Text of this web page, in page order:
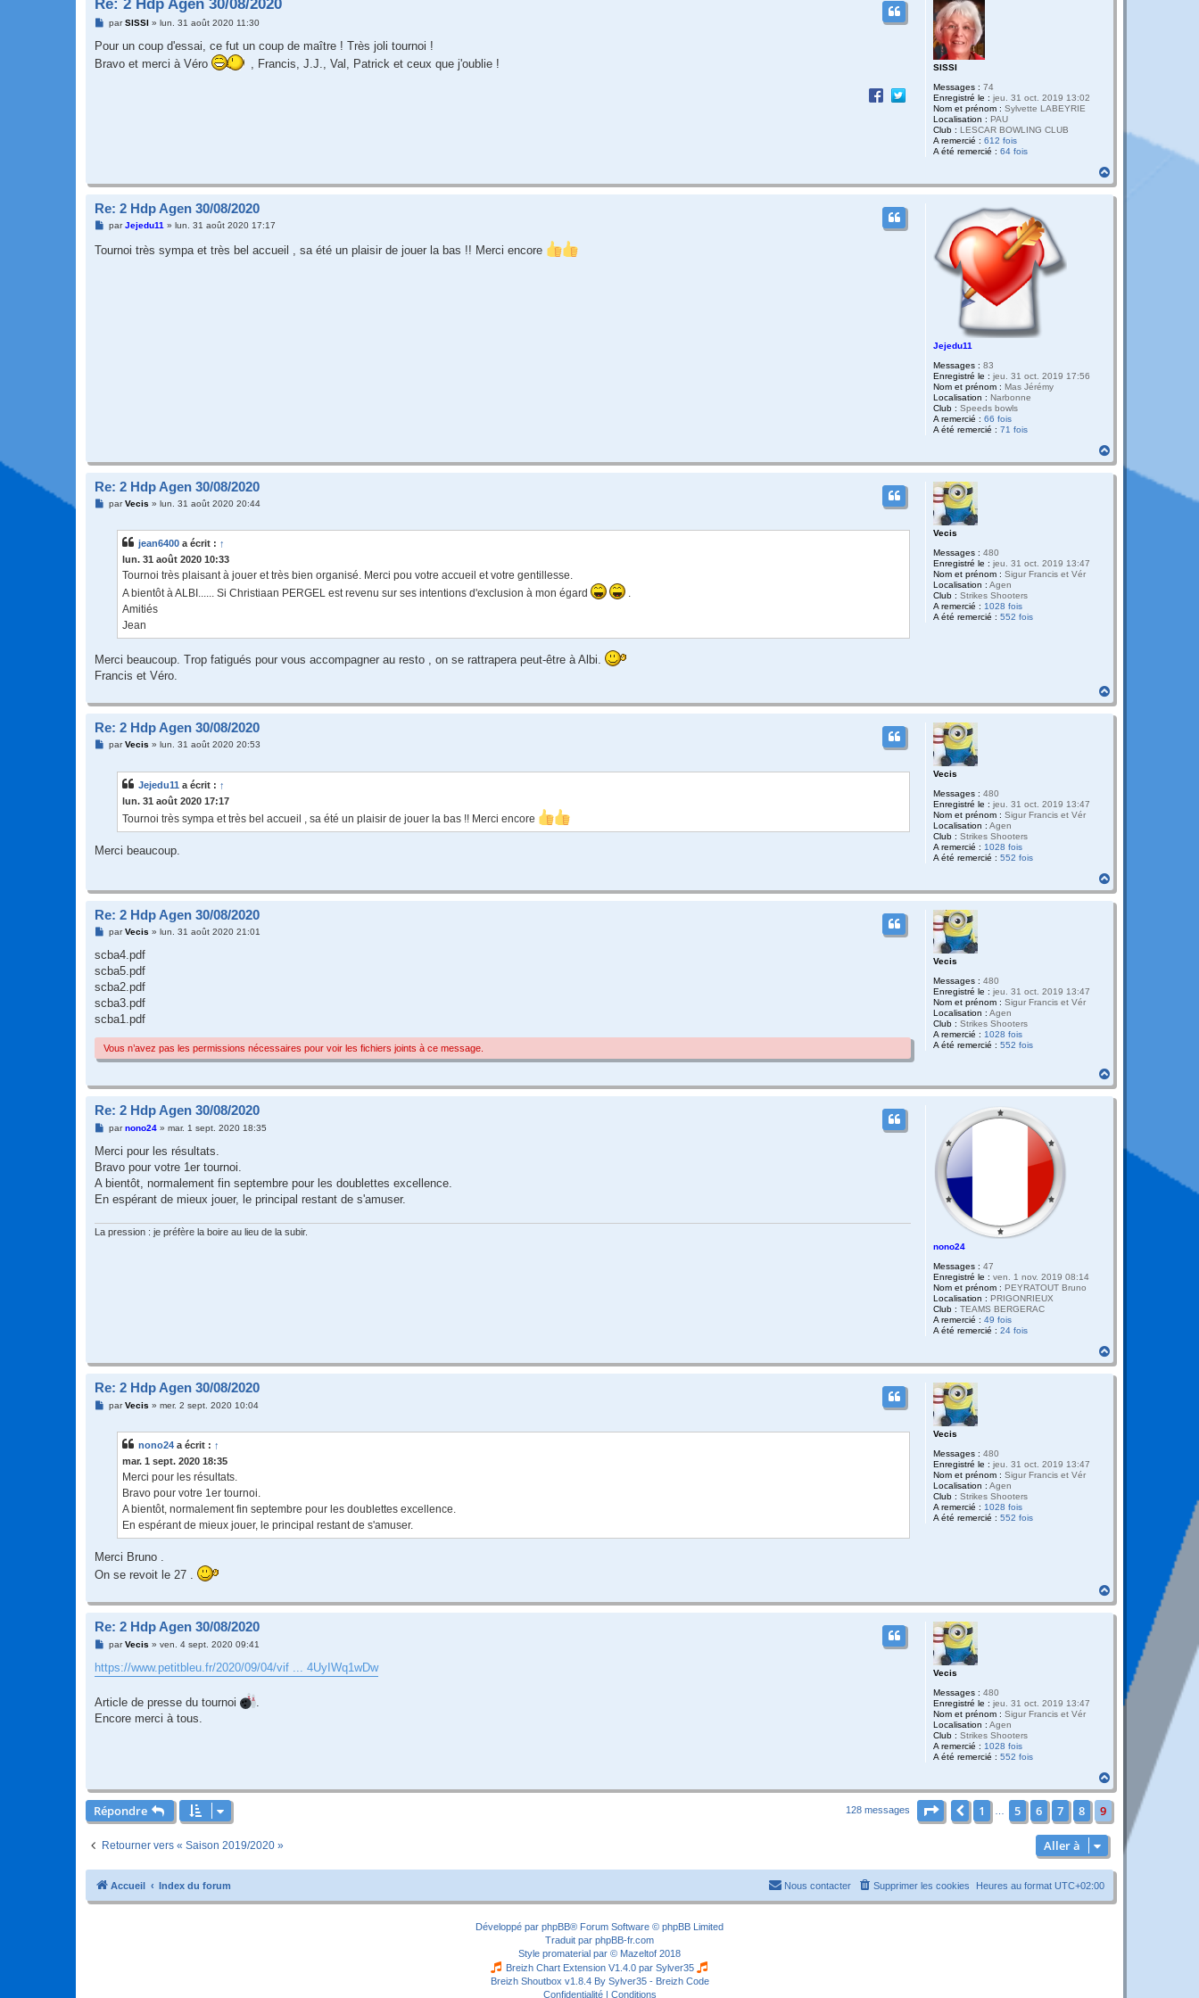
SISSI
Messages : 74
Enregistré le : jeu. 31 oct. 2019 13:02
Nom et prénom : Sylvette LABEYRIE
Localisation : PAU
Club : LESCAR BOWLING CLUB
A remercié : 612 fois
A été remercié : 64 fois
Re: 2 Hdp Agen 30/08/2020
M
s
a
parSISSI» lun. 31 août 2020 11:30
Pour un coup d'essai, ce fut un coup de maître ! Très joli tournoi !
Bravo et merci à Véro
, Francis, J.J., Val, Patrick et ceux que j'oublie !
a
u
Jejedu11
Messages : 83
Enregistré le : jeu. 31 oct. 2019 17:56
Nom et prénom : Mas Jérémy
Localisation : Narbonne
Club : Speeds bowls
A remercié : 66 fois
A été remercié : 71 fois
Re: 2 Hdp Agen 30/08/2020
M
s
parJejedu11 » lun. 31 août 2020 17:17
Tournoi très sympa et très bel accueil , sa été un plaisir de jouer la bas !! Merci encore
a
u
Vecis
Messages : 480
Enregistré le : jeu. 31 oct. 2019 13:47
Nom et prénom : Sigur Francis et Vér
Localisation : Agen
Club : Strikes Shooters
A remercié : 1028 fois
A été remercié : 552 fois
Re: 2 Hdp Agen 30/08/2020
MparVecis » lun. 31 août 2020 20:44
jean6400 a écrit : ↑
lun. 31 août 2020 10:33
Tournoi très plaisant à jouer et très bien organisé. Merci pou votre accueil et votre gentillesse.
A bientôt à ALBI...... Si Christiaan PERGEL est revenu sur ses intentions d'exclusion à mon égard
.
Amitiés
Jean
Merci beaucoup. Trop fatigués pour vous accompagner au resto , on se rattrapera peut-être à Albi.
Francis et Véro.
a
u
Vecis
Messages : 480
Enregistré le : jeu. 31 oct. 2019 13:47
Nom et prénom : Sigur Francis et Vér
Localisation : Agen
Club : Strikes Shooters
A remercié : 1028 fois
A été remercié : 552 fois
Re: 2 Hdp Agen 30/08/2020
MparVecis » lun. 31 août 2020 20:53
Jejedu11 a écrit : ↑
lun. 31 août 2020 17:17
Tournoi très sympa et très bel accueil , sa été un plaisir de jouer la bas !! Merci encore
Merci beaucoup.
a
u
Vecis
Messages : 480
Enregistré le : jeu. 31 oct. 2019 13:47
Nom et prénom : Sigur Francis et Vér
Localisation : Agen
Club : Strikes Shooters
A remercié : 1028 fois
A été remercié : 552 fois
Re: 2 Hdp Agen 30/08/2020
M
s
a
g
parVecis » lun. 31 août 2020 21:01
scba4.pdf
scba5.pdf
scba2.pdf
scba3.pdf
scba1.pdf
Vous n’avez pas les permissions nécessaires pour voir les fichiers joints à ce message.
a
u
nono24
Messages : 47
Enregistré le : ven. 1 nov. 2019 08:14
Nom et prénom : PEYRATOUT Bruno
Localisation : PRIGONRIEUX
Club : TEAMS BERGERAC
A remercié : 49 fois
A été remercié : 24 fois
Re: 2 Hdp Agen 30/08/2020
M
s
a
g
parnono24» mar. 1 sept. 2020 18:35
Merci pour les résultats.
Bravo pour votre 1er tournoi.
A bientôt, normalement fin septembre pour les doublettes excellence.
En espérant de mieux jouer, le principal restant de s'amuser.
La pression : je préfère la boire au lieu de la subir.
a
u
Vecis
Messages : 480
Enregistré le : jeu. 31 oct. 2019 13:47
Nom et prénom : Sigur Francis et Vér
Localisation : Agen
Club : Strikes Shooters
A remercié : 1028 fois
A été remercié : 552 fois
Re: 2 Hdp Agen 30/08/2020
MparVecis » mer. 2 sept. 2020 10:04
nono24 a écrit : ↑
mar. 1 sept. 2020 18:35
Merci pour les résultats.
Bravo pour votre 1er tournoi.
A bientôt, normalement fin septembre pour les doublettes excellence.
En espérant de mieux jouer, le principal restant de s'amuser.
Merci Bruno .
On se revoit le 27 .
a
u
Vecis
Messages : 480
Enregistré le : jeu. 31 oct. 2019 13:47
Nom et prénom : Sigur Francis et Vér
Localisation : Agen
Club : Strikes Shooters
A remercié : 1028 fois
A été remercié : 552 fois
Re: 2 Hdp Agen 30/08/2020
M
s
s
g
e
parVecis » ven. 4 sept. 2020 09:41
https://www.petitbleu.fr/2020/09/04/vif ... 4UyIWq1wDw
Article de presse du tournoi
Encore merci à tous.
a
u
Répondre 128 messages Page sur9
Précédente
1 5 6 7 8 9
Retourner vers « Saison 2019/2020 » Aller à
Accueil Index du forum Heures au format UTC+02:00
Supprimer les cookies
Nous contacter
Développé par phpBB® Forum Software © phpBB Limited
Traduit par phpBB-fr.com
Style promaterial par © Mazeltof 2018
Breizh Chart Extension V1.4.0 par Sylver35
Breizh Shoutbox v1.8.4 By Sylver35 - Breizh Code
Confidentialité| Conditions